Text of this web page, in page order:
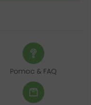
Pomoc & FAQ